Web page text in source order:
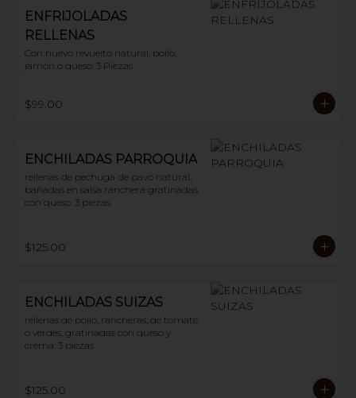
ENFRIJOLADAS
RELLENAS
Con huevo revuelto natural, pollo,
jamón o queso. 3 Piezas
$99.00
ENCHILADAS PARROQUIA
rellenas de pechuga de pavo natural,
bañadas en salsa ranchera gratinadas
con queso. 3 piezas
$125.00
ENCHILADAS SUIZAS
rellenas de pollo, rancheras, de tomate
o verdes, gratinadas con queso y
crema. 3 piezas
$125.00